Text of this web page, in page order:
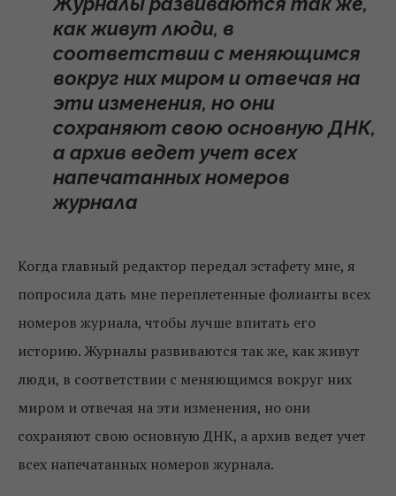
как живут люди, в
соответствии с меняющимся
вокруг них миром и отвечая на
эти изменения, но они
сохраняют свою основную ДНК,
а архив ведет учет всех
напечатанных номеров
журнала
Когда главный редактор передал эстафету мне, я
попросила дать мне переплетенные фолианты всех
номеров журнала, чтобы лучше впитать его
историю. Журналы развиваются так же, как живут
люди, в соответствии с меняющимся вокруг них
миром и отвечая на эти изменения, но они
сохраняют свою основную ДНК, а архив ведет учет
всех напечатанных номеров журнала.